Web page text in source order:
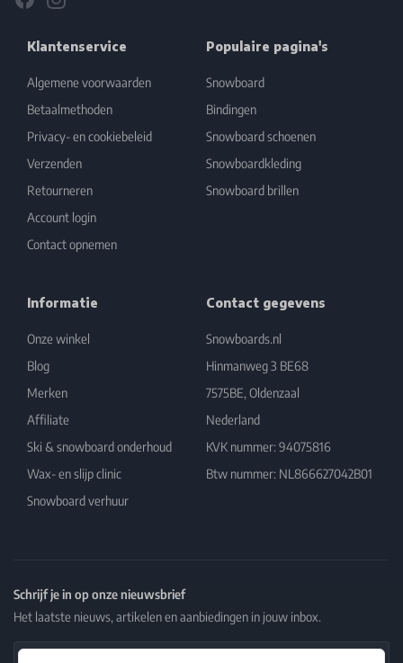
Klantenservice
Algemene voorwaarden
Betaalmethoden
Privacy- en cookiebeleid
Verzenden
Retourneren
Account login
Contact opnemen
Populaire pagina's
Snowboard
Bindingen
Snowboard schoenen
Snowboardkleding
Snowboard brillen
Informatie
Onze winkel
Blog
Merken
Affiliate
Ski & snowboard onderhoud
Wax- en slijp clinic
Snowboard verhuur
Contact gegevens
Snowboards.nl
Hinmanweg 3 BE68
7575BE, Oldenzaal
Nederland
KVK nummer: 94075816
Btw nummer: NL866627042B01
Schrijf je in op onze nieuwsbrief
Het laatste nieuws, artikelen en aanbiedingen in jouw inbox.
Email Address